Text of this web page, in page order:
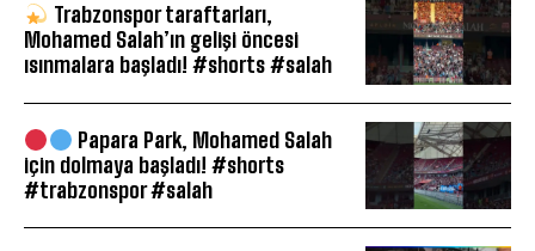
Trabzonspor taraftarları,
Mohamed Salah’ın gelişi öncesi
ısınmalara başladı! #shorts #salah
Papara Park, Mohamed Salah
için dolmaya başladı! #shorts
#trabzonspor #salah